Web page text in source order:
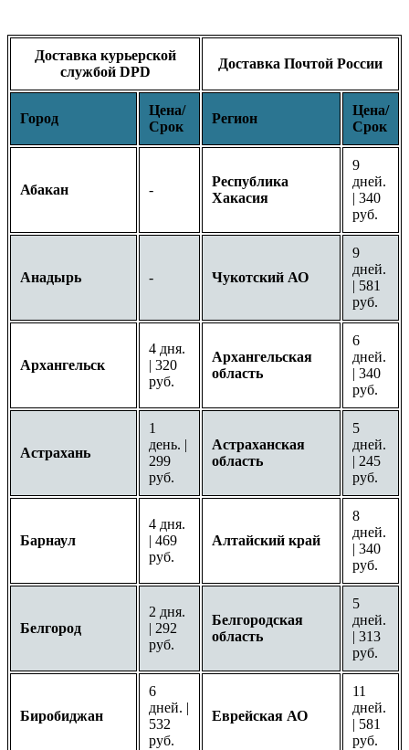
Доставка курьерской
службой DPD
Доставка Почтой России
Город
Цена/
Срок
Регион
Цена/
Срок
Абакан -
Республика
Хакасия
9
дней.
| 340
руб.
Анадырь - Чукотский АО
9
дней.
| 581
руб.
Архангельск
4 дня.
| 320
руб.
Архангельская
область
6
дней.
| 340
руб.
Астрахань
1
день. |
299
руб.
Астраханская
область
5
дней.
| 245
руб.
Барнаул
4 дня.
| 469
руб.
Алтайский край
8
дней.
| 340
руб.
Белгород
2 дня.
| 292
руб.
Белгородская
область
5
дней.
| 313
руб.
Биробиджан
6
дней. |
532
руб.
Еврейская АО
11
дней.
| 581
руб.